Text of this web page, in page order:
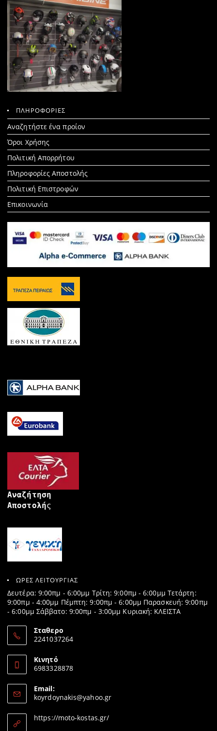
ΠΛΗΡΟΦΟΡΙΕΣ
Αναζητήστε ένα προίον
Search
for:
Όροι Χρήσης
Πολιτική Απορρήτου
Πληροφορίες Αποστολής
Πολιτική Επιστροφών
Επικοινωνία
Αναζήτηση
Αποστολής
ΩΡΕΣ ΛΕΙΤΟΥΡΓΙΑΣ
Δευτέρα: 9:00πμ - 6:00μμ Τρίτη: 9:00πμ - 6:00μμ Τετάρτη:
9:00πμ - 4:00μμ Πέμπτη: 9:00πμ - 6:00μμ Παρασκευή: 9:00πμ
- 6:00μμ Σάββατο: 9:00πμ - 3:00μμ Κυριακή: ΚΛΕΙΣΤΑ
Σταθερο
2241037264
in
your
Κινητό
6983328878
in
your
application
Email:
koyrdoynakis@yahoo.grOpens
https://moto-kostas.gr/